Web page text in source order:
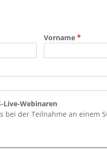
Vorname
Live-Webinaren
bei der Teilnahme an einem